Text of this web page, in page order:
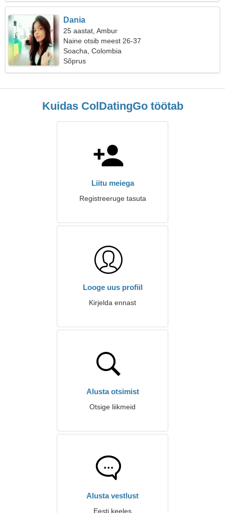
Dania
25 aastat, Ambur
Naine otsib meest 26-37
Soacha, Colombia
Sõprus
Kuidas ColDatingGo töötab
Liitu meiega
Registreeruge tasuta
Looge uus profiil
Kirjelda ennast
Alusta otsimist
Otsige liikmeid
Alusta vestlust
Eesti keeles